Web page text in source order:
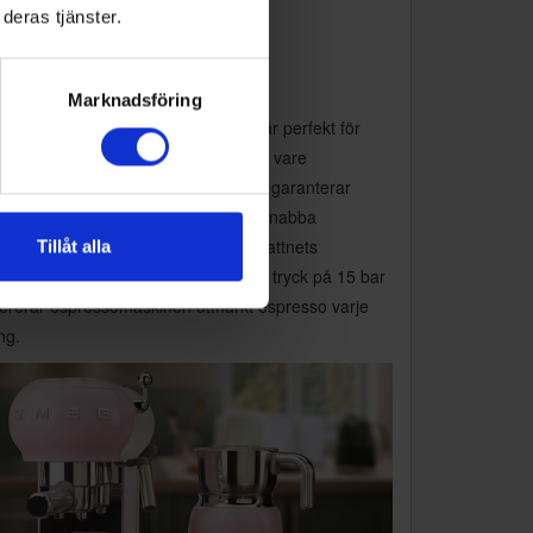
tjänster.
Marknadsföring
Tillåt alla
ESPRESSO PÅ ETT
uppdaterade espressomaskin är perfekt för
malet kaffe och kaffesspods, tack vare
i rostfritt stål. Dessutom garanterar
Thermoblock snabba
och exakt kontroll av vattnets
för kaffebryggning. Med ett tryck på 15 bar
espressomaskinen utmärkt espresso varje